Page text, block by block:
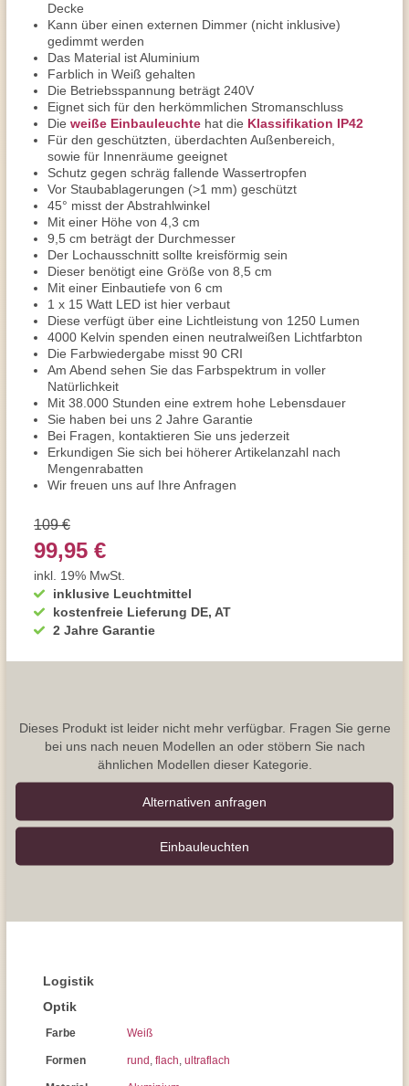
Decke
Kann über einen externen Dimmer (nicht inklusive)
gedimmt werden
Das Material ist Aluminium
Farblich in Weiß gehalten
Die Betriebsspannung beträgt 240V
Eignet sich für den herkömmlichen Stromanschluss
Die weiße Einbauleuchte hat die Klassifikation IP42
Für den geschützten, überdachten Außenbereich,
sowie für Innenräume geeignet
Schutz gegen schräg fallende Wassertropfen
Vor Staubablagerungen (>1 mm) geschützt
45° misst der Abstrahlwinkel
Mit einer Höhe von 4,3 cm
9,5 cm beträgt der Durchmesser
Der Lochausschnitt sollte kreisförmig sein
Dieser benötigt eine Größe von 8,5 cm
Mit einer Einbautiefe von 6 cm
1 x 15 Watt LED ist hier verbaut
Diese verfügt über eine Lichtleistung von 1250 Lumen
4000 Kelvin spenden einen neutralweißen Lichtfarbton
Die Farbwiedergabe misst 90 CRI
Am Abend sehen Sie das Farbspektrum in voller
Natürlichkeit
Mit 38.000 Stunden eine extrem hohe Lebensdauer
Sie haben bei uns 2 Jahre Garantie
Bei Fragen, kontaktieren Sie uns jederzeit
Erkundigen Sie sich bei höherer Artikelanzahl nach
Mengenrabatten
Wir freuen uns auf Ihre Anfragen
inklusive Leuchtmittel
kostenfreie Lieferung DE, AT
2 Jahre Garantie
109 €
99,95 €
inkl. 19% MwSt.
Dieses Produkt ist leider nicht mehr verfügbar. Fragen Sie gerne
bei uns nach neuen Modellen an oder stöbern Sie nach
ähnlichen Modellen dieser Kategorie.
Alternativen anfragen
Einbauleuchten
Logistik
Optik
Farbe Weiß
Formen rund , flach, ultraflach